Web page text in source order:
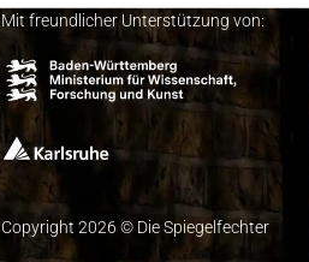
Mit freundlicher Unterstützung von:
Copyright 2026 © Die Spiegelfechter